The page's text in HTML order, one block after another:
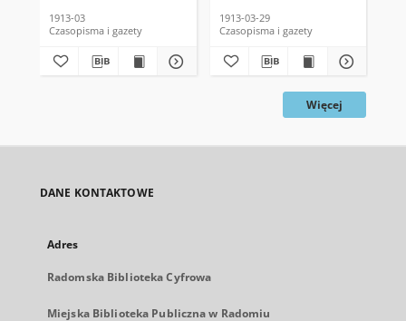
1913-03
Czasopisma i gazety
1913-03-29
Czasopisma i gazety
Więcej
DANE KONTAKTOWE
Adres
Radomska Biblioteka Cyfrowa
Miejska Biblioteka Publiczna w Radomiu